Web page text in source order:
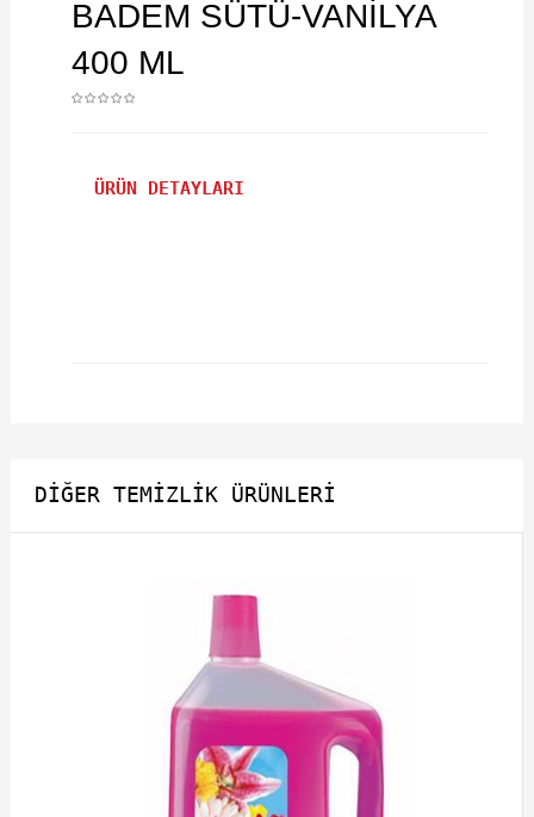
BADEM SÜTÜ-VANİLYA
400 ML
ÜRÜN DETAYLARI
DIĞER TEMIZLIK ÜRÜNLERI